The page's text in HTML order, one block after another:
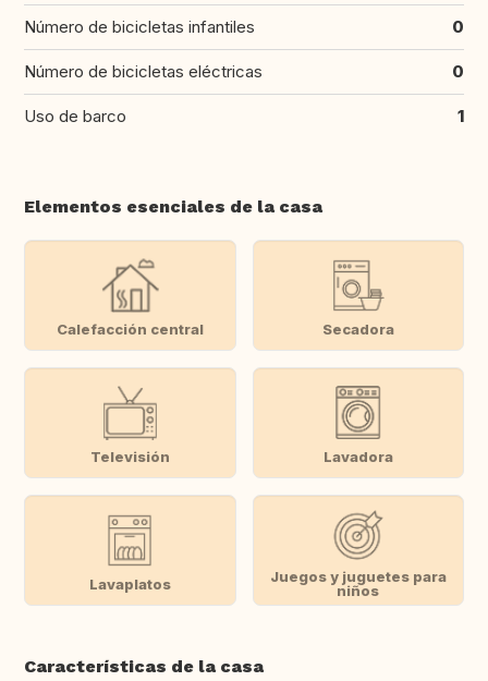
Número de bicicletas infantiles 0
Número de bicicletas eléctricas 0
Uso de barco 1
Elementos esenciales de la casa
Calefacción central Secadora
Televisión Lavadora
Lavaplatos
Juegos y juguetes para
niños
Características de la casa